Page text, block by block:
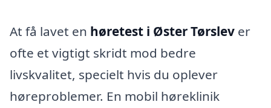
At få lavet en høretest i Øster Tørslev er
ofte et vigtigt skridt mod bedre
livskvalitet, specielt hvis du oplever
høreproblemer. En mobil høreklinik